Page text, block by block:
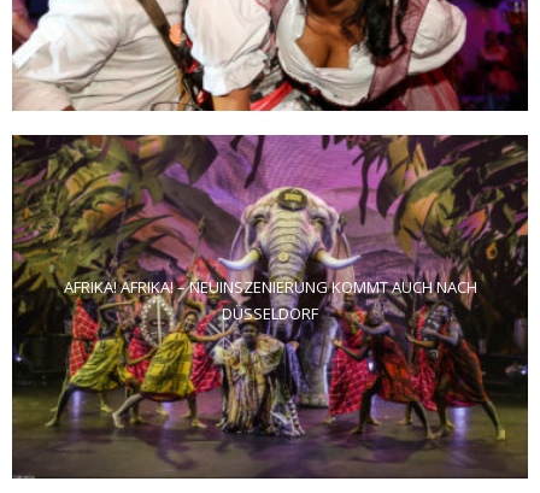
AFRIKA! AFRIKA! – NEUINSZENIERUNG KOMMT AUCH NACH
DÜSSELDORF